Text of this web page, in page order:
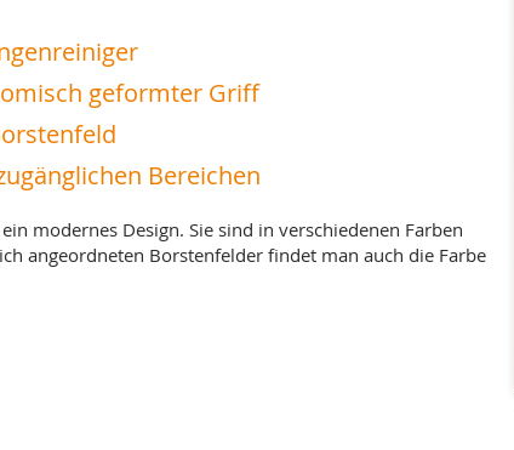
geformter Griff
Bereichen
modernes Design. Sie sind in verschiedenen Farben
angeordneten Borstenfelder findet man auch die Farbe